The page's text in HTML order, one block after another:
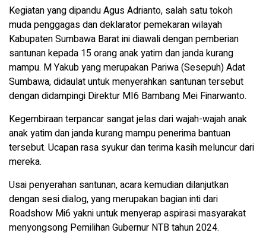
Kegiatan yang dipandu Agus Adrianto, salah satu tokoh
muda penggagas dan deklarator pemekaran wilayah
Kabupaten Sumbawa Barat ini diawali dengan pemberian
santunan kepada 15 orang anak yatim dan janda kurang
mampu. M Yakub yang merupakan Pariwa (Sesepuh) Adat
Sumbawa, didaulat untuk menyerahkan santunan tersebut
dengan didampingi Direktur MI6 Bambang Mei Finarwanto.
Kegembiraan terpancar sangat jelas dari wajah-wajah anak
anak yatim dan janda kurang mampu penerima bantuan
tersebut. Ucapan rasa syukur dan terima kasih meluncur dari
mereka.
Usai penyerahan santunan, acara kemudian dilanjutkan
dengan sesi dialog, yang merupakan bagian inti dari
Roadshow Mi6 yakni untuk menyerap aspirasi masyarakat
menyongsong Pemilihan Gubernur NTB tahun 2024.